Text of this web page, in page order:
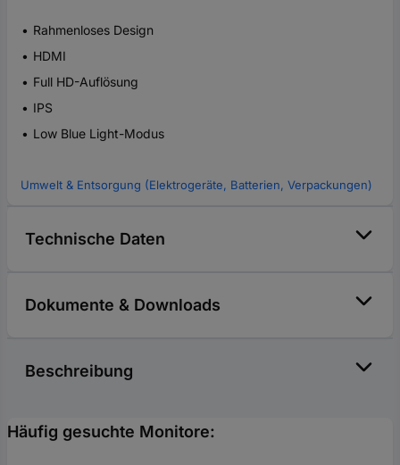
Rahmenloses Design
HDMI
Full HD-Auflösung
IPS
Low Blue Light-Modus
Umwelt & Entsorgung (Elektrogeräte, Batterien, Verpackungen)
Technische Daten
Dokumente & Downloads
Beschreibung
Häufig gesuchte Monitore: